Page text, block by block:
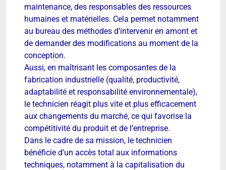
maintenance, des responsables des ressources
humaines et matérielles. Cela permet notamment
au bureau des méthodes d’intervenir en amont et
de demander des modifications au moment de la
conception.
Aussi, en maîtrisant les composantes de la
fabrication industrielle (qualité, productivité,
adaptabilité et responsabilité environnementale),
le technicien réagit plus vite et plus efficacement
aux changements du marché, ce qui favorise la
compétitivité du produit et de l’entreprise.
Dans le cadre de sa mission, le technicien
bénéficie d’un accès total aux informations
techniques, notamment à la capitalisation du